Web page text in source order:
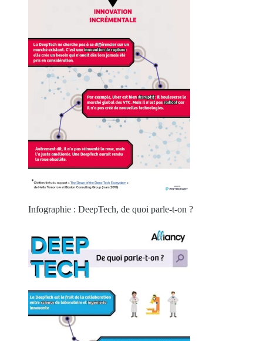
Infographie : DeepTech, de quoi parle-t-on ?